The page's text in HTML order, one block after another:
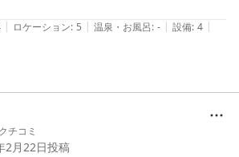
| ロケーション: 5 | 温泉・お風呂: - | 設備: 4 |
チコミ
2月22日投稿